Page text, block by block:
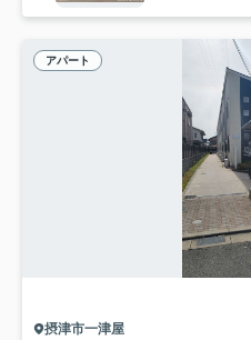
アパート
摂津市一津屋